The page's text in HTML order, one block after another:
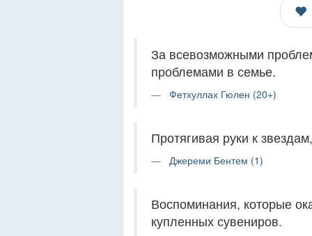
За всевозможными
проблемами в семье.
Фетхуллах Гюлен (20+)
Протягивая руки к
Джереми Бентем (1)
Воспоминания, которые
купленных сувениров.